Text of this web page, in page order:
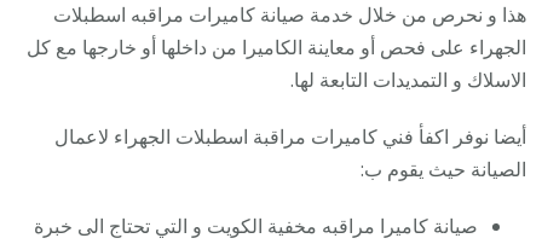
هذا و نحرص من خلال خدمة صيانة كاميرات مراقبه اسطبلات
الجهراء على فحص أو معاينة الكاميرا من داخلها أو خارجها مع كل
الاسلاك و التمديدات التابعة لها.
أيضا نوفر اكفأ فني كاميرات مراقبة اسطبلات الجهراء لاعمال
الصيانة حيث يقوم ب:
صيانة كاميرا مراقبه مخفية الكويت و التي تحتاج الى خبرة